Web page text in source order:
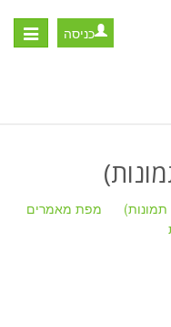
Toggle
כניסה
מפת מאמרים